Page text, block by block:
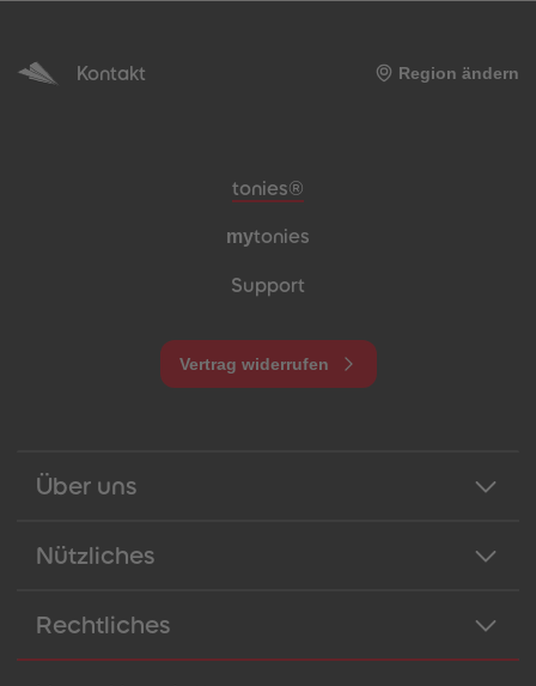
Kontakt Region ändern
Meta-Navigation Footer
tonies®
mytonies
Support
Vertrag widerrufen
Über uns
Nützliches
Rechtliches